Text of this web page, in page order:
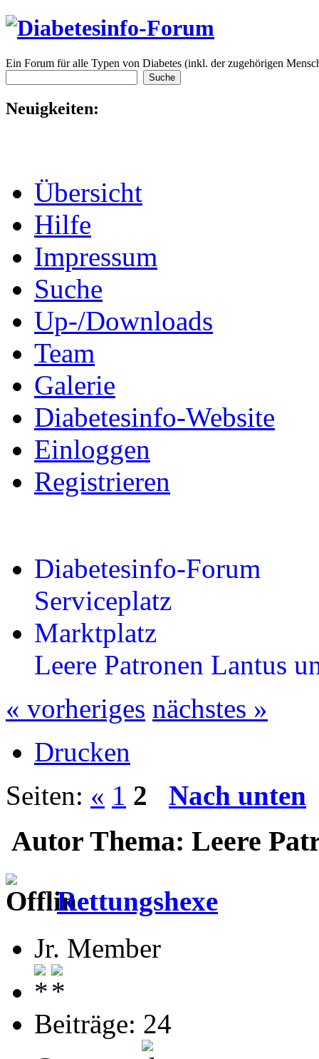
Ein Forum für alle Typen von Diabetes (inkl. der zugehörigen
Neuigkeiten:
Übersicht
Hilfe
Impressum
Suche
Up-/Downloads
Team
Galerie
Diabetesinfo-Website
Einloggen
Registrieren
Diabetesinfo-Forum
Serviceplatz
Marktplatz
Leere Patronen Lantus
« vorheriges nächstes »
Drucken
Seiten: « 1 2 Nach unten
Autor Thema: Leere
Rettungshexe
Jr. Member
Beiträge: 24